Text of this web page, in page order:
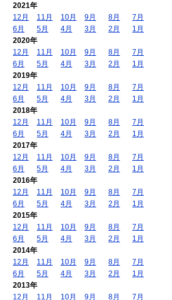
2021年
12月
11月 10月 9月 8月
7月
6月
5月 4月 3月 2月
1月
2020年
12月
11月 10月 9月 8月
7月
6月
5月 4月 3月 2月
1月
2019年
12月
11月 10月 9月 8月
7月
6月
5月 4月 3月 2月
1月
2018年
12月
11月 10月 9月 8月
7月
6月
5月 4月 3月 2月
1月
2017年
12月
11月 10月 9月 8月
7月
6月
5月 4月 3月 2月
1月
2016年
12月
11月 10月 9月 8月
7月
6月
5月 4月 3月 2月
1月
2015年
12月
11月 10月 9月 8月
7月
6月
5月 4月 3月 2月
1月
2014年
12月
11月 10月 9月 8月
7月
6月
5月 4月 3月 2月
1月
2013年
12月
11月 10月 9月 8月 7月